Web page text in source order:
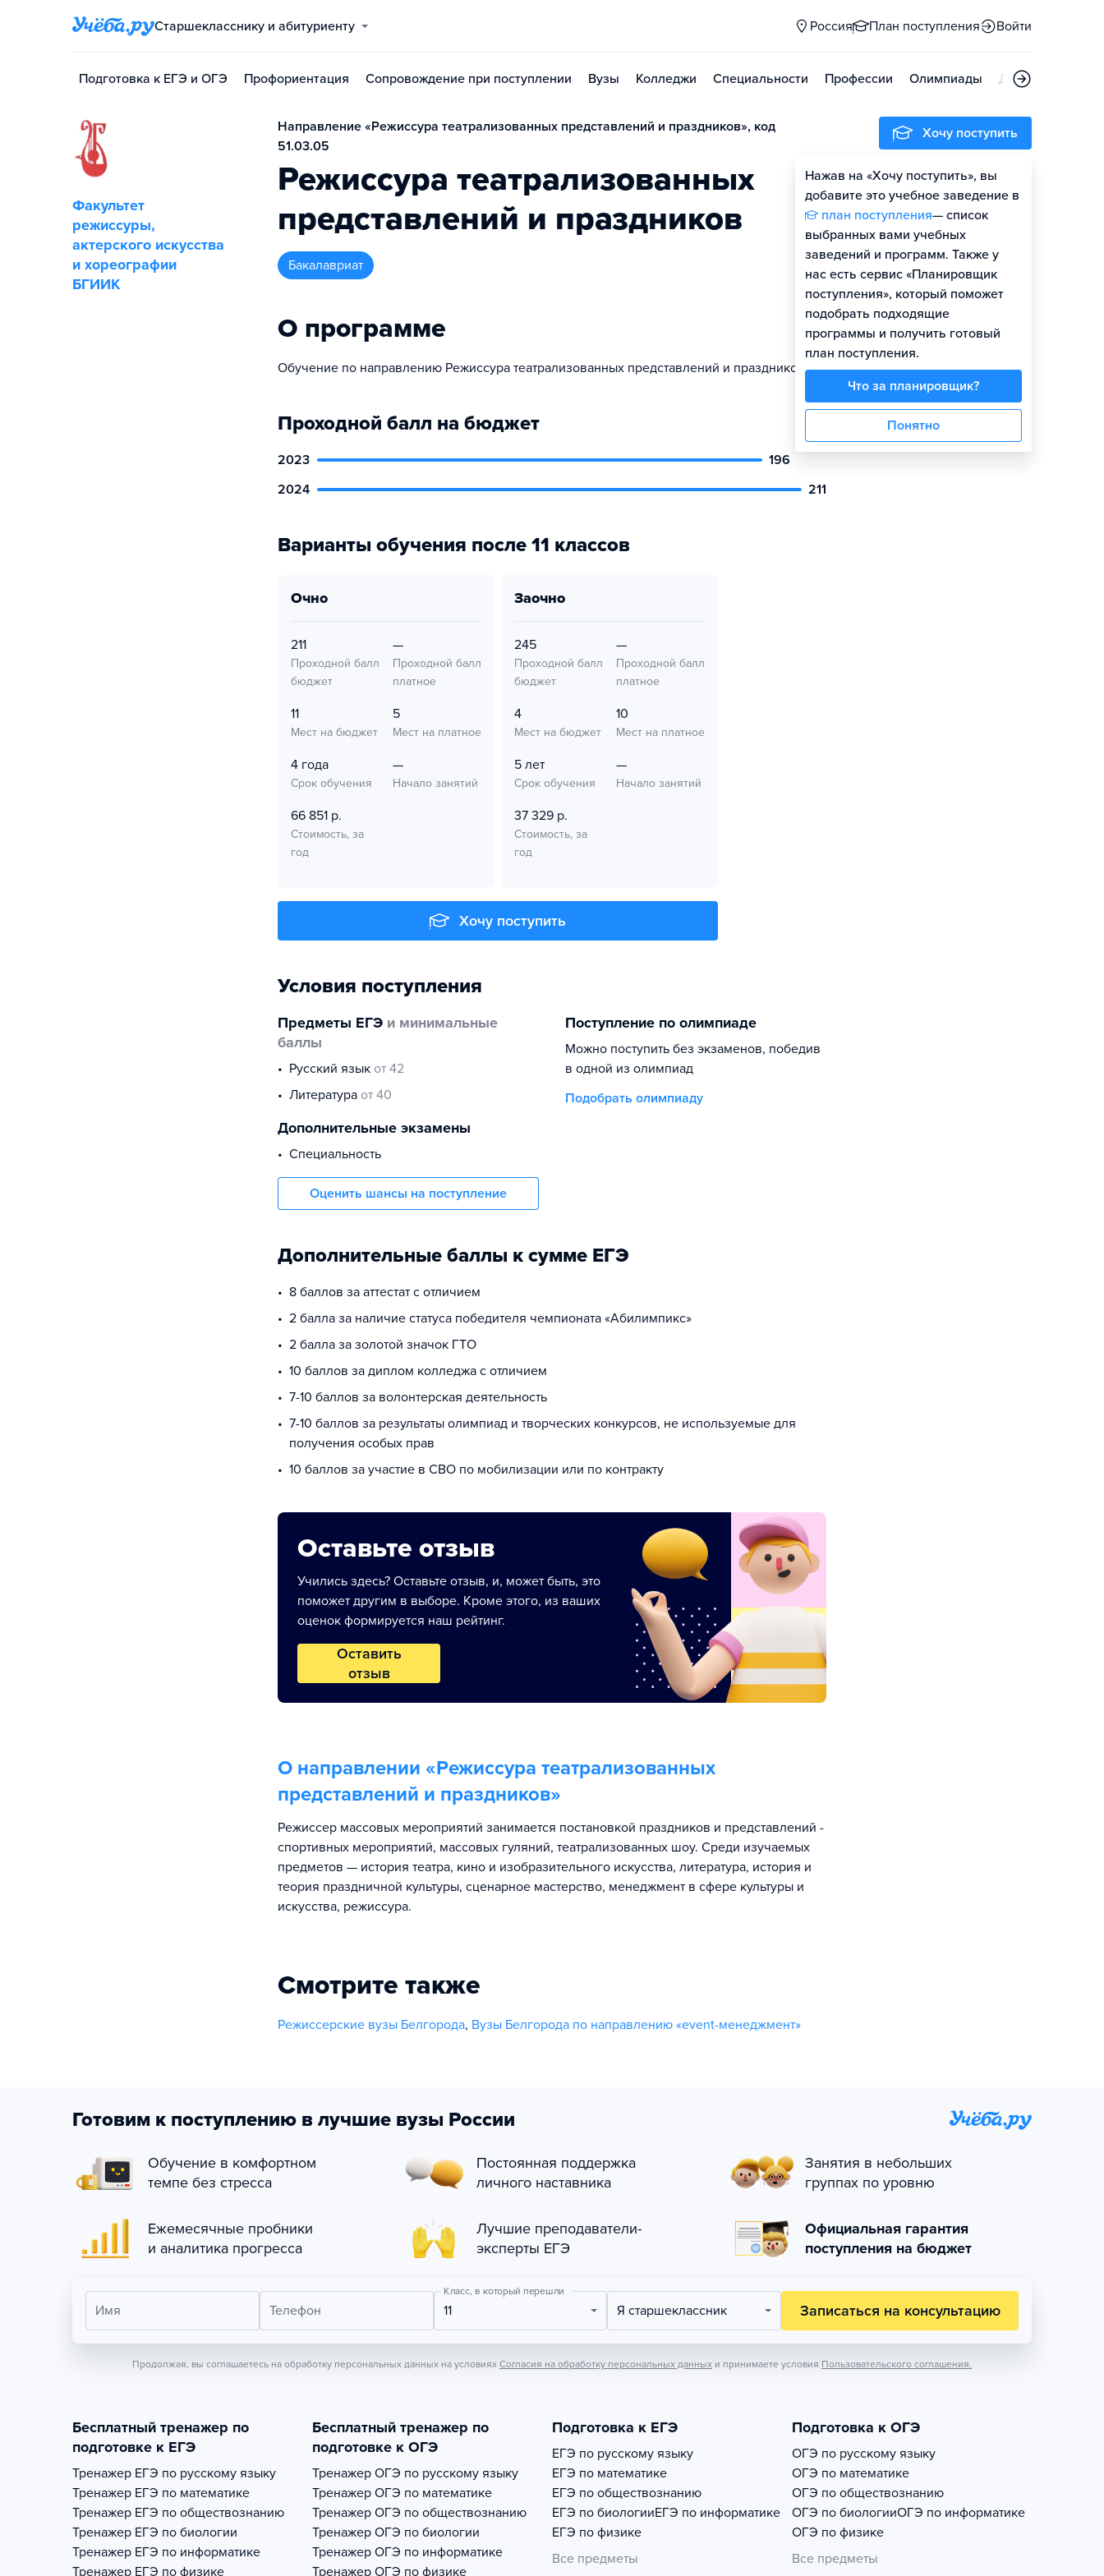
Старшекласснику и абитуриенту Россия План поступления Войти
Подготовка к ЕГЭ и ОГЭ Профориентация Сопровождение при поступлении Вузы Колледжи Специальности Профессии Олимпиады Дни открытых
Факультет
режиссуры,
актерского искусства
и хореографии
БГИИК
Направление «Режиссура театрализованных представлений и праздников», код
51.03.05
Режиссура театрализованных
представлений и праздников
бакалавриат
О программе
Обучение по направлению Режиссура театрализованных представлений и праздников
Проходной балл на бюджет
2023
196
2024
211
Варианты обучения после 11 классов
очно
211
Проходной балл
бюджет
—
Проходной балл
платное
11
Мест на бюджет
5
Мест на платное
4 года
Срок обучения
—
Начало занятий
66 851 р.
Стоимость, за
год
заочно
245
Проходной балл
бюджет
—
Проходной балл
платное
4
Мест на бюджет
10
Мест на платное
5 лет
Срок обучения
—
Начало занятий
37 329 р.
Стоимость, за
год
Хочу поступить
Условия поступления
Предметы ЕГЭ и минимальные
баллы
русский язык от 42
литература от 40
Дополнительные экзамены
Специальность
Оценить шансы на поступление
Поступление по олимпиаде
Можно поступить без экзаменов, победив
в одной из олимпиад
Подобрать олимпиаду
Дополнительные баллы к сумме ЕГЭ
8 баллов за аттестат с отличием
2 балла за наличие статуса победителя чемпионата «Абилимпикс»
2 балла за золотой значок ГТО
10 баллов за диплом колледжа с отличием
7-10 баллов за волонтерская деятельность
7-10 баллов за результаты олимпиад и творческих конкурсов, не используемые для
получения особых прав
10 баллов за участие в СВО по мобилизации или по контракту
Оставьте отзыв
Учились здесь? Оставьте отзыв, и, может быть, это
поможет другим в выборе. Кроме этого, из ваших
оценок формируется наш рейтинг.
Оставить
отзыв
О направлении «Режиссура театрализованных
представлений и праздников»
Режиссер массовых мероприятий занимается постановкой праздников и представлений -
спортивных мероприятий, массовых гуляний, театрализованных шоу. Среди изучаемых
предметов — история театра, кино и изобразительного искусства, литература, история и
теория праздничной культуры, сценарное мастерство, менеджмент в сфере культуры и
искусства, режиссура.
Смотрите также
Режиссерские вузы Белгорода, Вузы Белгорода по направлению «event-менеджмент»
Хочу поступить
Нажав на «Хочу поступить», вы
добавите это учебное заведение в
план поступления— список
выбранных вами учебных
заведений и программ. Также у
нас есть сервис «Планировщик
поступления», который поможет
подобрать подходящие
программы и получить готовый
план поступления.
Что за планировщик?
Понятно
Оценить шансы
Готовим к поступлению в лучшие вузы России
Обучение в комфортном
темпе без стресса
Постоянная поддержка
личного наставника
Занятия в небольших
группах по уровню
Ежемесячные пробники
и аналитика прогресса
Лучшие преподаватели-
эксперты ЕГЭ
Официальная гарантия
поступления на бюджет
Имя Телефон
Класс, в который перешли
11 Я старшеклассник Записаться на консультацию
Продолжая, вы соглашаетесь на обработку персональных данных на условиях Согласия на обработку персональных данных и принимаете условия Пользовательского соглашения.
Бесплатный тренажер по
подготовке к ЕГЭ
Тренажер ЕГЭ по русскому языку
Тренажер ЕГЭ по математике
Тренажер ЕГЭ по обществознанию
Тренажер ЕГЭ по биологии
Тренажер ЕГЭ по информатике
Тренажер ЕГЭ по физике
Бесплатный тренажер по
подготовке к ОГЭ
Тренажер ОГЭ по русскому языку
Тренажер ОГЭ по математике
Тренажер ОГЭ по обществознанию
Тренажер ОГЭ по биологии
Тренажер ОГЭ по информатике
Тренажер ОГЭ по физике
Подготовка к ЕГЭ
ЕГЭ по русскому языку
ЕГЭ по математике
ЕГЭ по обществознанию
ЕГЭ по биологииЕГЭ по информатике
ЕГЭ по физике
Все предметы
Подготовка к ОГЭ
ОГЭ по русскому языку
ОГЭ по математике
ОГЭ по обществознанию
ОГЭ по биологииОГЭ по информатике
ОГЭ по физике
Все предметы